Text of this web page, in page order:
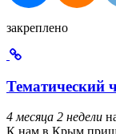
закреплено
4 месяца 2 недели